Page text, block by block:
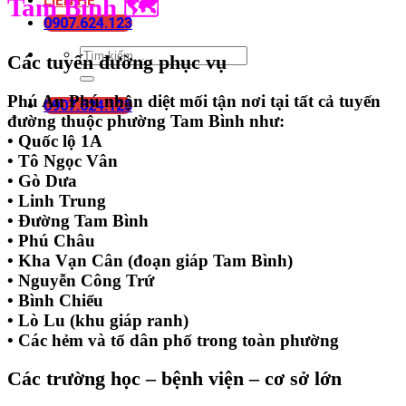
0907.624.123
0907.624.123
Tam Bình🗺️
Các tuyến đường phục vụ
Phú An Phú nhận diệt mối tận nơi tại tất cả tuyến
đường thuộc phường Tam Bình như:
• Quốc lộ 1A
• Tô Ngọc Vân
• Gò Dưa
• Linh Trung
• Đường Tam Bình
• Phú Châu
• Kha Vạn Cân (đoạn giáp Tam Bình)
• Nguyễn Công Trứ
• Bình Chiểu
• Lò Lu (khu giáp ranh)
• Các hẻm và tổ dân phố trong toàn phường
Các trường học – bệnh viện – cơ sở lớn